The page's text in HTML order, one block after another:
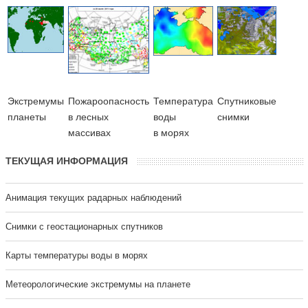
Экстремумы
планеты
Пожароопасность
в лесных
массивах
Температура
воды
в морях
Cпутниковые
снимки
ТЕКУЩАЯ ИНФОРМАЦИЯ
Анимация текущих радарных наблюдений
Cнимки с геостационарных спутников
Карты температуры воды в морях
Метеорологические экстремумы на планете